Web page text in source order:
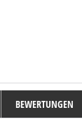
BEWERTUNGEN